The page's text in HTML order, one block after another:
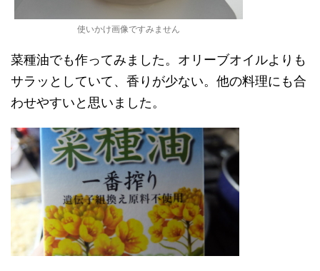
使いかけ画像ですみません
菜種油でも作ってみました。オリーブオイルよりも
サラッとしていて、香りが少ない。他の料理にも合
わせやすいと思いました。